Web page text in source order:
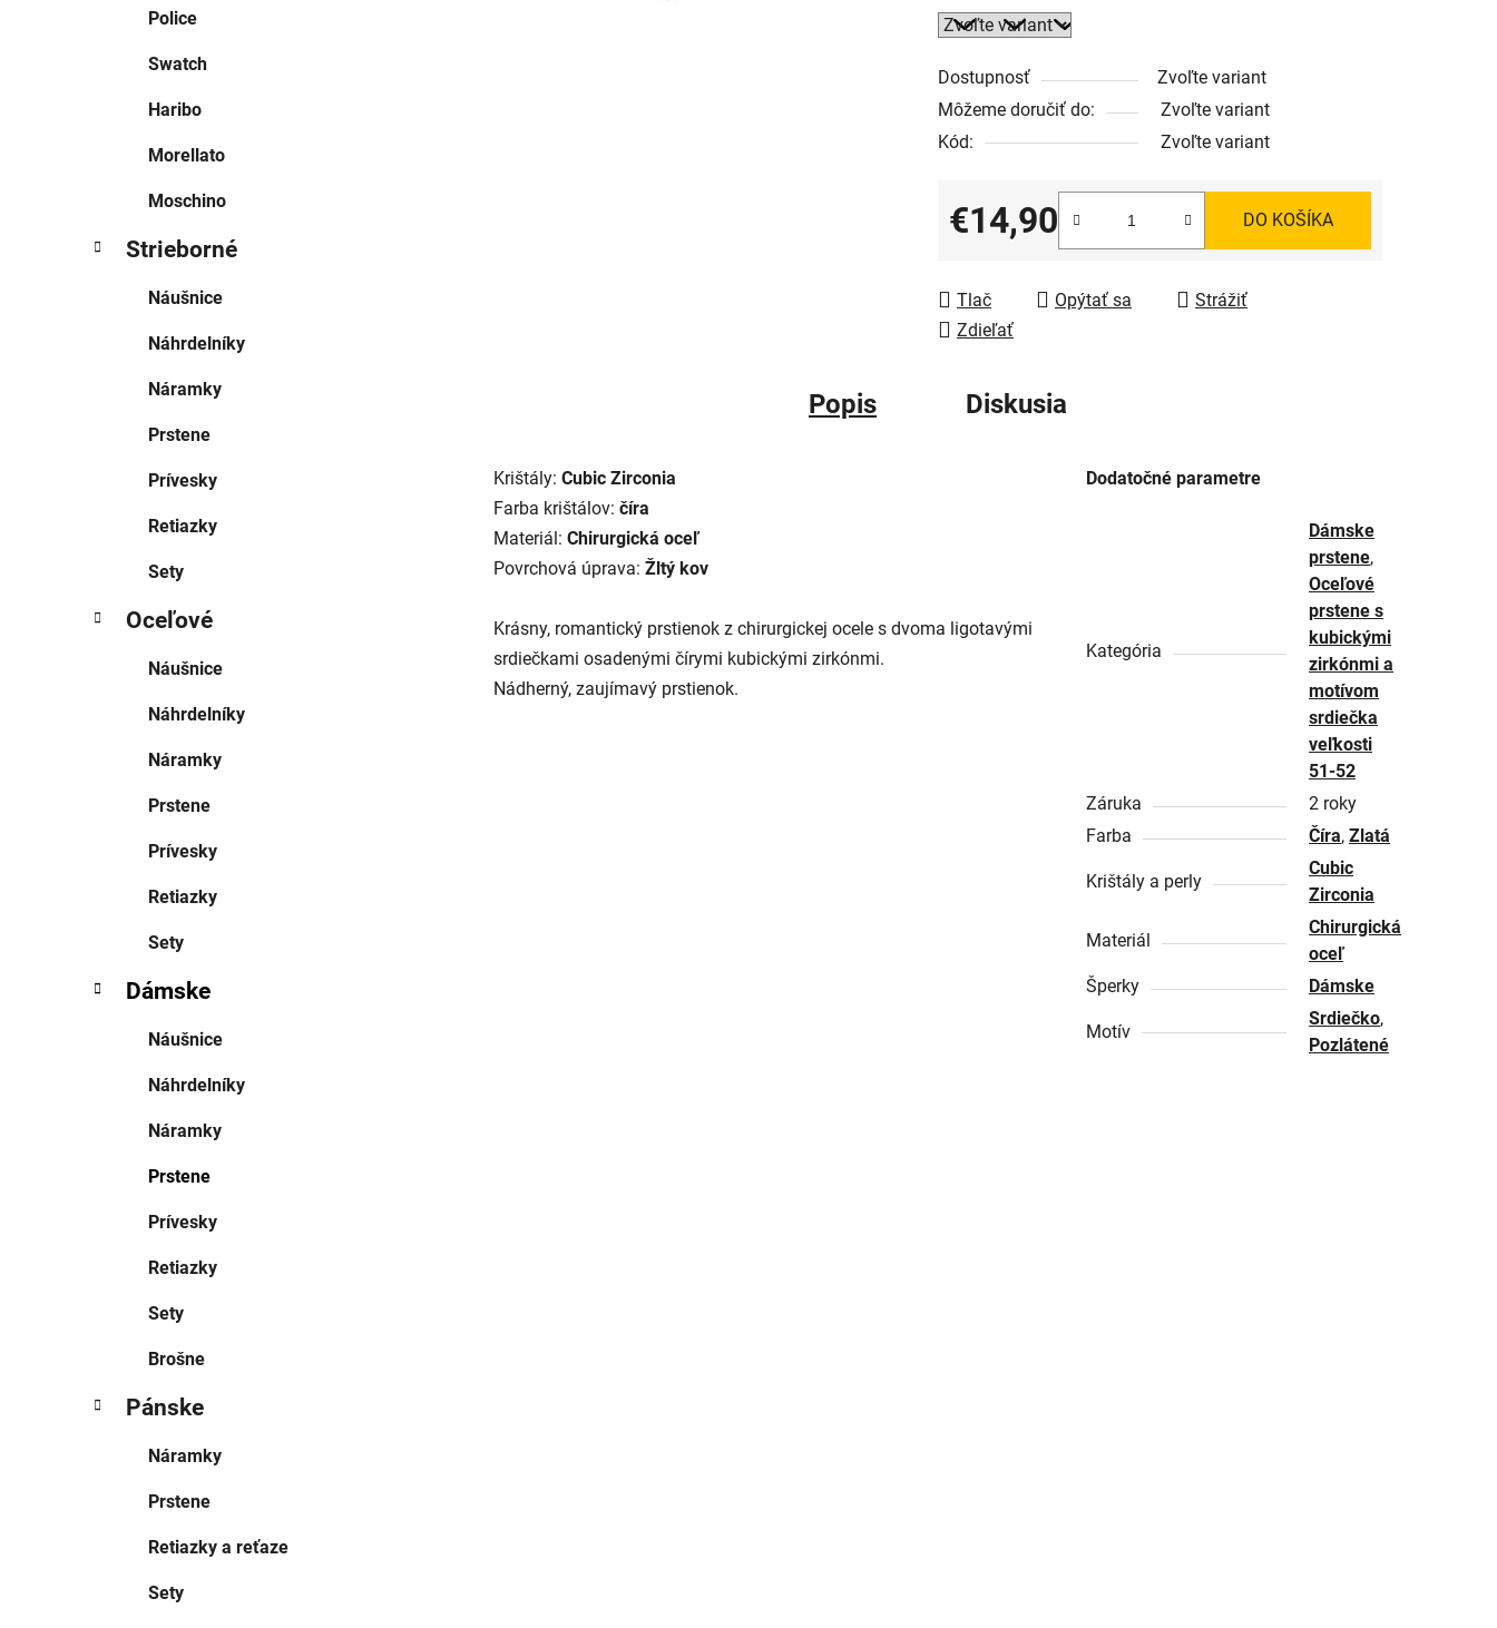
Police
Swatch
Haribo
Morellato
Moschino
Strieborné
Náušnice
Náhrdelníky
Náramky
Prstene
Prívesky
Retiazky
Sety
Oceľové
Náušnice
Náhrdelníky
Náramky
Prstene
Prívesky
Retiazky
Sety
Dámske
Náušnice
Náhrdelníky
Náramky
Prstene
Prívesky
Retiazky
Sety
Brošne
Pánske
Náramky
Prstene
Retiazky a reťaze
Sety
Dostupnosť
Zvoľte variant
Môžeme doručiť do:
Zvoľte variant
Kód:
Zvoľte variant
€14,90
Jednotková cena:
DO KOŠÍKA
Tlač Opýtať sa
Strážiť
Zdieľať
Popis Diskusia
Krištály: Cubic Zirconia
Farba krištálov: číra
Materiál: Chirurgická oceľ
Povrchová úprava: Žltý kov
Krásny, romantický prstienok z chirurgickej ocele s dvoma ligotavými
srdiečkami osadenými čírymi kubickými zirkónmi.
Nádherný, zaujímavý prstienok.
Dodatočné parametre
Kategória
Dámske
prstene,
Oceľové
prstene s
kubickými
zirkónmi a
motívom
srdiečka
veľkosti
51-52
Záruka
2 roky
Farba
Číra,Zlatá
Krištály a perly
Cubic
Zirconia
Materiál
Chirurgická
oceľ
Šperky
Dámske
Motív
Srdiečko,
Pozlátené